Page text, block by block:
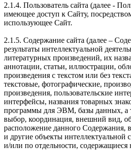
2.1.4. Пользователь сайта (далее -
имеющее доступ к Сайту,
использующее Сайт.
2.1.5. Содержание сайта (далее –
результаты интеллектуальной
литературных произведений, их
аннотации, статьи, иллюстрации,
произведения с текстом или без
текстовые, фотографические,
произведения, пользовательские
интерфейсы, названия товарных
программы для ЭВМ, базы данных, а
выбор, координация, внешний вид,
расположение данного Содержания,
и другие объекты интеллектуальной
и/или по отдельности, содержащиеся